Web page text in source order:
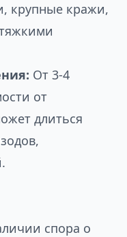
крупные кражи,
От 3-4
от
длиться
спора о